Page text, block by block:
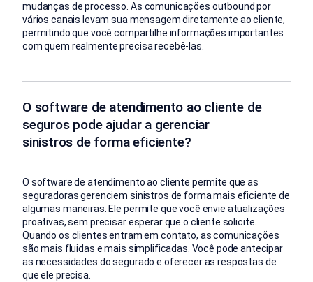
mudanças de processo. As comunicações outbound por
vários canais levam sua mensagem diretamente ao cliente,
permitindo que você compartilhe informações importantes
com quem realmente precisa recebê-las.
O software de atendimento ao cliente de
seguros pode ajudar a gerenciar
sinistros de forma eficiente?
O software de atendimento ao cliente permite que as
seguradoras gerenciem sinistros de forma mais eficiente de
algumas maneiras. Ele permite que você envie atualizações
proativas, sem precisar esperar que o cliente solicite.
Quando os clientes entram em contato, as comunicações
são mais fluidas e mais simplificadas. Você pode antecipar
as necessidades do segurado e oferecer as respostas de
que ele precisa.